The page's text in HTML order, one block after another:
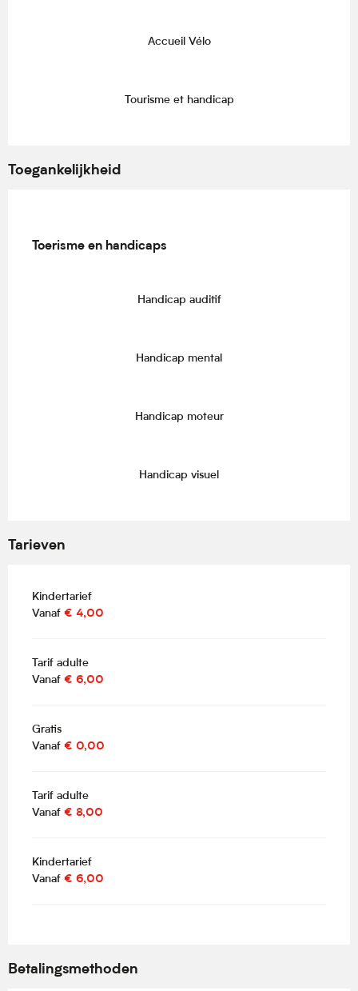
Accueil Vélo
Tourisme et handicap
Toegankelijkheid
Toerisme en handicaps
Toerisme en handicaps
Handicap auditif
Handicap mental
Handicap moteur
Handicap visuel
Tarieven
Kindertarief
Vanaf € 4,00
Tarif adulte
Vanaf € 6,00
Gratis
Vanaf € 0,00
Tarif adulte
Vanaf € 8,00
Kindertarief
Vanaf € 6,00
Betalingsmethoden